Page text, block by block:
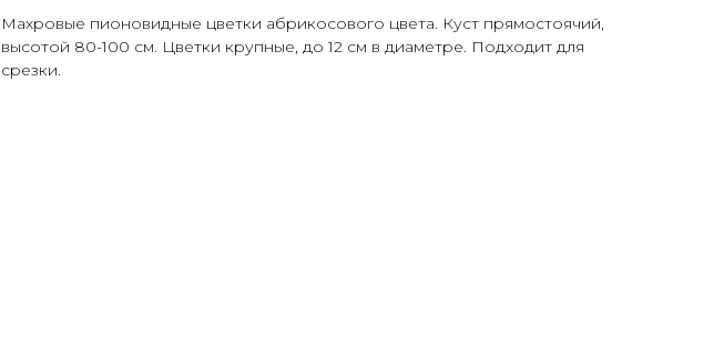
Махровые пионовидные цветки абрикосового цвета. Куст прямостоячий,
высотой 80-100 см. Цветки крупные, до 12 см в диаметре. Подходит для
срезки.